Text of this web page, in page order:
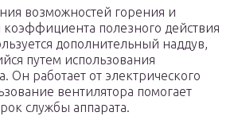
возможностей горения и
коэффициента полезного действия
дополнительный наддув,
путем использования
Он работает от электрического
вентилятора помогает
службы аппарата.